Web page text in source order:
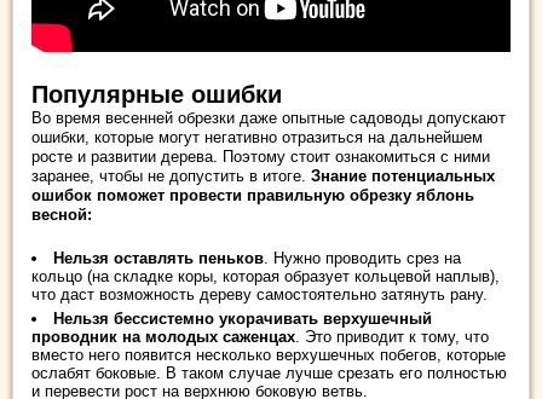
Популярные ошибки
Во время весенней обрезки даже опытные садоводы допускают
ошибки, которые могут негативно отразиться на дальнейшем
росте и развитии дерева. Поэтому стоит ознакомиться с ними
заранее, чтобы не допустить в итоге. Знание потенциальных
ошибок поможет провести правильную обрезку яблонь
весной:
Нельзя оставлять пеньков. Нужно проводить срез на
кольцо (на складке коры, которая образует кольцевой наплыв),
что даст возможность дереву самостоятельно затянуть рану.
Нельзя бессистемно укорачивать верхушечный
проводник на молодых саженцах. Это приводит к тому, что
вместо него появится несколько верхушечных побегов, которые
ослабят боковые. В таком случае лучше срезать его полностью
и перевести рост на верхнюю боковую ветвь.